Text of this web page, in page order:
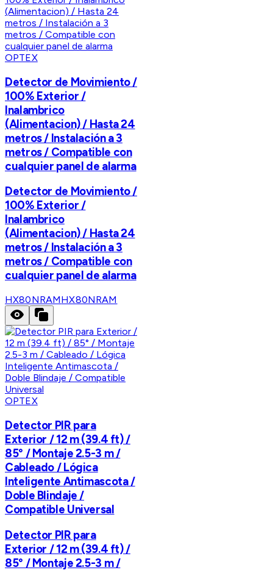
OPTEX
Detector de Movimiento /
100% Exterior /
Inalambrico
(Alimentacion) / Hasta 24
metros / Instalación a 3
metros / Compatible con
cualquier panel de alarma
Detector de Movimiento /
100% Exterior /
Inalambrico
(Alimentacion) / Hasta 24
metros / Instalación a 3
metros / Compatible con
cualquier panel de alarma
HX80NRAMHX80NRAM
OPTEX
Detector PIR para
Exterior / 12 m (39.4 ft) /
85° / Montaje 2.5-3 m /
Cableado / Lógica
Inteligente Antimascota /
Doble Blindaje /
Compatible Universal
Detector PIR para
Exterior / 12 m (39.4 ft) /
85° / Montaje 2.5-3 m /